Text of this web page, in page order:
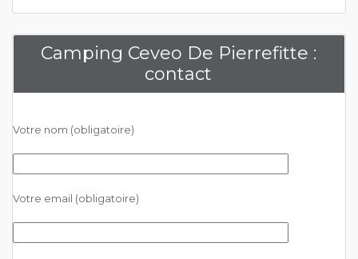
Camping Ceveo De Pierrefitte :
contact
Votre nom (obligatoire)
Votre email (obligatoire)